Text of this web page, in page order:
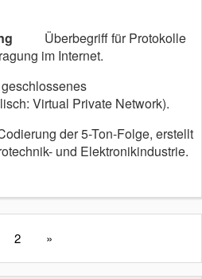
Überbegriff für Protokolle
im Internet.
Virtual Private Network).
der 5-Ton-Folge, erstellt
und Elektronikindustrie.
2 »